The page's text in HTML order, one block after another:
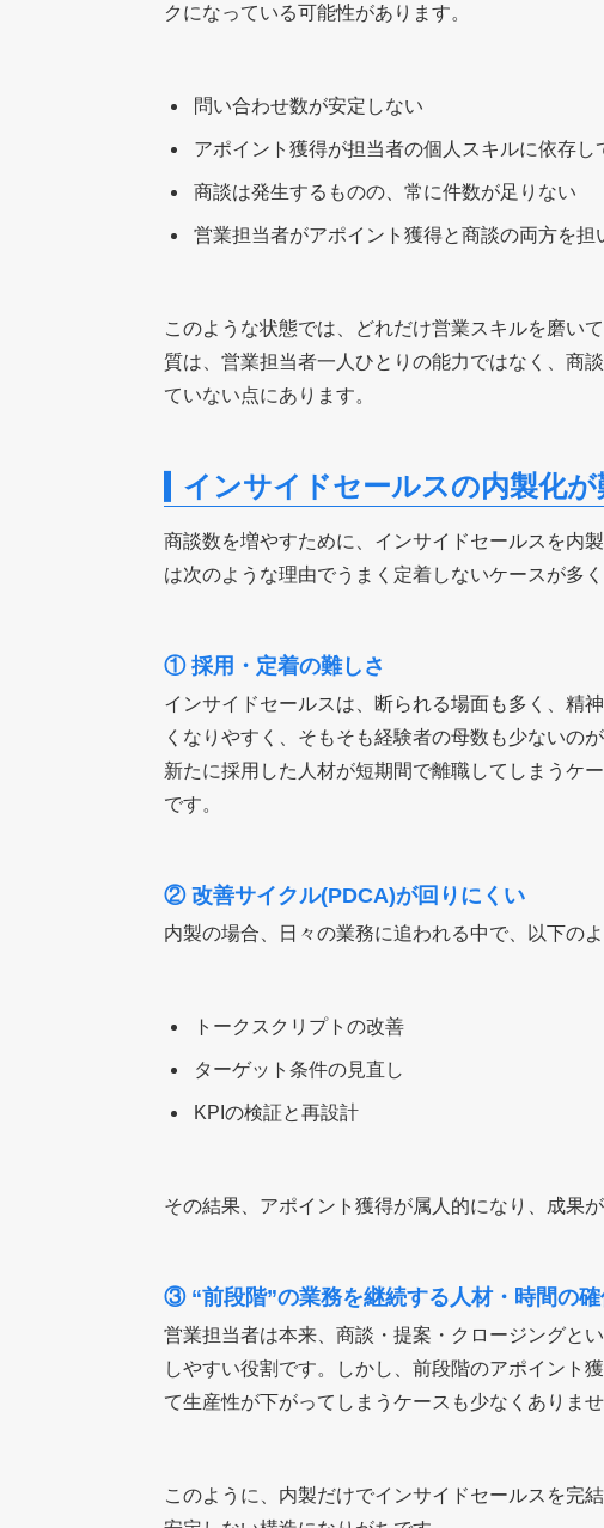
クになっている可能性があります。
問い合わせ数が安定しない
アポイント獲得が担当者の個人スキルに依存し
商談は発生するものの、常に件数が足りない
営業担当者がアポイント獲得と商談の両方を担
このような状態では、どれだけ営業スキルを磨い
質は、営業担当者一人ひとりの能力ではなく、商
ていない点にあります。
インサイドセールスの内製化が
商談数を増やすために、インサイドセールスを内
は次のような理由でうまく定着しないケースが多く
① 採用・定着の難しさ
インサイドセールスは、断られる場面も多く、精
くなりやすく、そもそも経験者の母数も少ないのが
新たに採用した人材が短期間で離職してしまうケ
です。
② 改善サイクル(PDCA)が回りにくい
内製の場合、日々の業務に追われる中で、以下の
トークスクリプトの改善
ターゲット条件の見直し
KPIの検証と再設計
その結果、アポイント獲得が属人的になり、成果
③ “前段階”の業務を継続する人材・時間の
営業担当者は本来、商談・提案・クロージングと
しやすい役割です。しかし、前段階のアポイント
て生産性が下がってしまうケースも少なくありませ
このように、内製だけでインサイドセールスを完